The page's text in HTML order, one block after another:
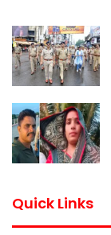
Quick Links